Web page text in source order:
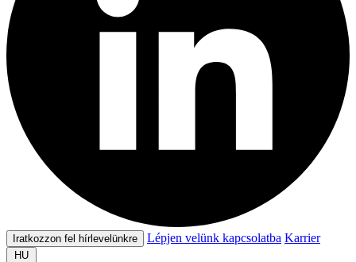
Iratkozzon fel hírlevelünkre Lépjen velünk kapcsolatba Karrier
HU